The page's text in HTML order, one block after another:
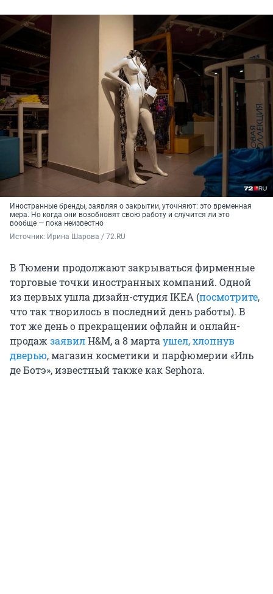
Иностранные бренды, заявляя о закрытии, уточняют: это временная
мера. Но когда они возобновят свою работу и случится ли это
вообще — пока неизвестно
Источник: Ирина Шарова / 72.RU
В Тюмени продолжают закрываться фирменные
торговые точки иностранных компаний. Одной
из первых ушла дизайн-студия IKEA (посмотрите,
что так творилось в последний день работы). В
тот же день о прекращении офлайн и онлайн-
продаж заявилH&M, а 8 мартаушел, хлопнув
дверью, магазин косметики и парфюмерии «Иль
де Ботэ», известный также как Sephora.